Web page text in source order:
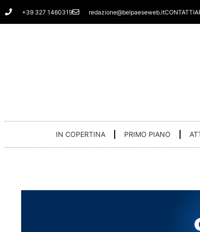
Vai
al
+39 327 1460319 redazione@belpaeseweb.itCONTATTI
IN COPERTINA PRIMO PIANO